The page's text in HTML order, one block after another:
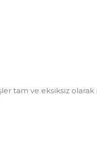
tam ve eksiksiz olarak